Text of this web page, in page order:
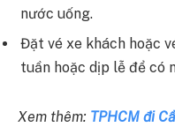
nước uống.
Đặt vé xe khách hoặc
tuần hoặc dịp lễ để có
Xem thêm: TPHCM đi